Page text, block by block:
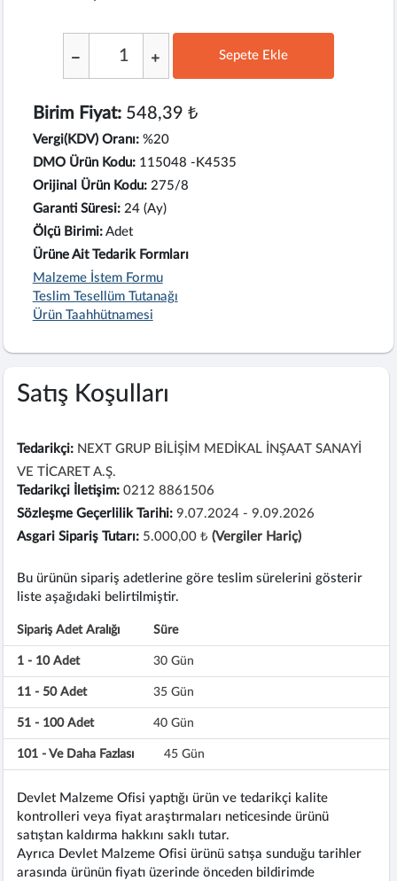
Sepete Ekle
Birim Fiyat:548,39 ₺
Vergi(KDV) Oranı: %20
DMO Ürün Kodu: 115048 -K4535
Orijinal Ürün Kodu: 275/8
Garanti Süresi: 24 (Ay)
Ölçü Birimi: Adet
Ürüne Ait Tedarik Formları
Malzeme İstem Formu
Teslim Tesellüm Tutanağı
Ürün Taahhütnamesi
Satış Koşulları
Tedarikçi: NEXT GRUP BİLİŞİM MEDİKAL İNŞAAT SANAYİ
VE TİCARET A.Ş.
Tedarikçi İletişim: 0212 8861506
Sözleşme Geçerlilik Tarihi: 9.07.2024 - 9.09.2026
Asgari Sipariş Tutarı: 5.000,00 ₺(Vergiler Hariç)
Bu ürünün sipariş adetlerine göre teslim sürelerini gösterir
liste aşağıdaki belirtilmiştir.
Sipariş Adet Aralığı Süre
1 - 10 Adet 30 Gün
11 - 50 Adet 35 Gün
51 - 100 Adet 40 Gün
101 - Ve Daha Fazlası 45 Gün
Devlet Malzeme Ofisi yaptığı ürün ve tedarikçi kalite
kontrolleri veya fiyat araştırmaları neticesinde ürünü
satıştan kaldırma hakkını saklı tutar.
Ayrıca Devlet Malzeme Ofisi ürünü satışa sunduğu tarihler
arasında ürünün fiyatı üzerinde önceden bildirimde